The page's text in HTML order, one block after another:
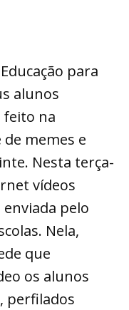
para
alunos
feito na
memes e
Nesta terça-
vídeos
pelo
Nela,
que
os alunos
perfilados